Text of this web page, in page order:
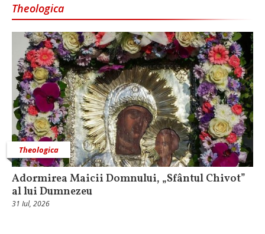
Theologica
Theologica
Adormirea Maicii Domnului, „Sfântul Chivot”
al lui Dumnezeu
31 Iul, 2026